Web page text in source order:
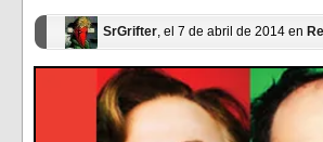
SrGrifter, el 7 de abril de 2014 en